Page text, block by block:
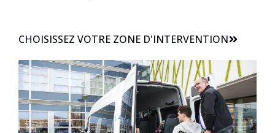
CHOISISSEZ VOTRE ZONE D'INTERVENTION